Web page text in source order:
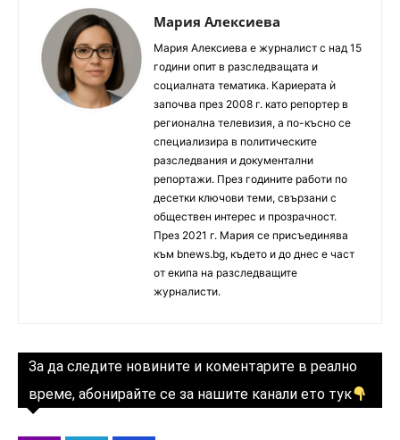
Мария Алексиева
Мария Алексиева е журналист с над 15
години опит в разследващата и
социалната тематика. Кариерата ѝ
започва през 2008 г. като репортер в
регионална телевизия, а по-късно се
специализира в политическите
разследвания и документални
репортажи. През годините работи по
десетки ключови теми, свързани с
обществен интерес и прозрачност.
През 2021 г. Мария се присъединява
към bnews.bg, където и до днес е част
от екипа на разследващите
журналисти.
За да следите новините и коментарите в реално
време, абонирайте се за нашите канали ето тук